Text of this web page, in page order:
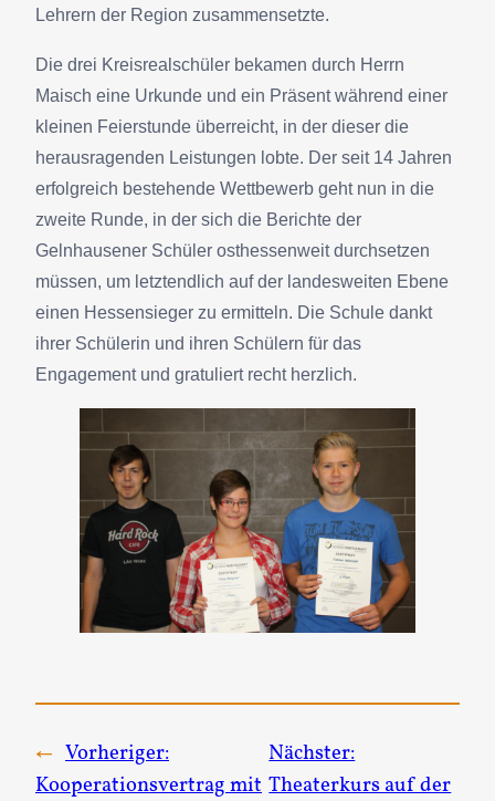
Lehrern der Region zusammensetzte.
Die drei Kreisrealschüler bekamen durch Herrn
Maisch eine Urkunde und ein Präsent während einer
kleinen Feierstunde überreicht, in der dieser die
herausragenden Leistungen lobte. Der seit 14 Jahren
erfolgreich bestehende Wettbewerb geht nun in die
zweite Runde, in der sich die Berichte der
Gelnhausener Schüler osthessenweit durchsetzen
müssen, um letztendlich auf der landesweiten Ebene
einen Hessensieger zu ermitteln. Die Schule dankt
ihrer Schülerin und ihren Schülern für das
Engagement und gratuliert recht herzlich.
← Vorheriger:
Kooperationsvertrag mit
Nächster:
Theaterkurs auf der